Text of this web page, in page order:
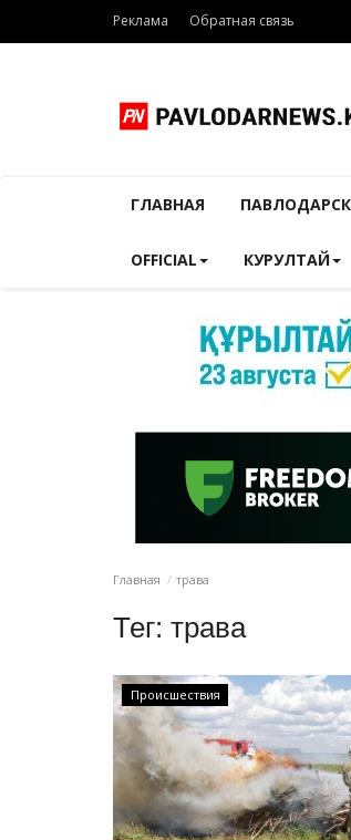
Реклама Обратная связь
ГЛАВНАЯ
OFFICIAL КУРУЛТАЙ
Главная трава
Тег: трава
Происшествия